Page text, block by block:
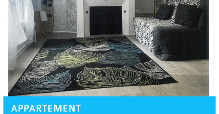
APPARTEMENT